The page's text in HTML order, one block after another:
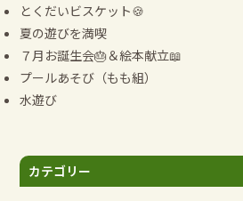
ン
とくだいビスケット🍪
夏の遊びを満喫
７月お誕生会🎂＆絵本献立📖
プールあそび（もも組）
水遊び
カテゴリー